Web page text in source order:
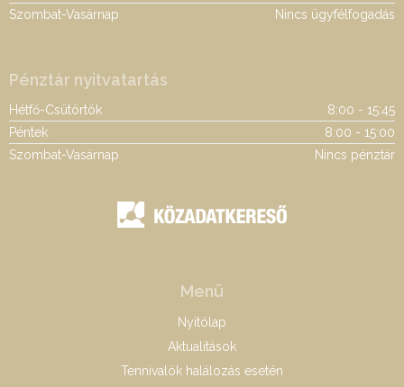
Szombat-Vasárnap
Nincs ügyfélfogadás
Pénztár nyitvatartás
Hétfő-Csütörtök
8:00 - 15:45
Péntek
8:00 - 15:00
Szombat-Vasárnap
Nincs pénztár
Menü
Nyitólap
Aktualitások
Tennivalók halálozás esetén